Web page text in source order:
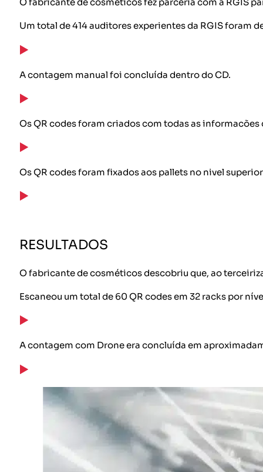
O fabricante de cosméticos fez parceria com a RGIS
Um total de 414 auditores experientes da RGIS foram
A contagem manual foi concluída dentro do CD.
Os QR codes foram criados com todas as
Os QR codes foram fixados aos pallets no nivel
RESULTADOS
O fabricante de cosméticos descobriu que, ao
Escaneou um total de 60 QR codes em 32 racks por
A contagem com Drone era concluída em